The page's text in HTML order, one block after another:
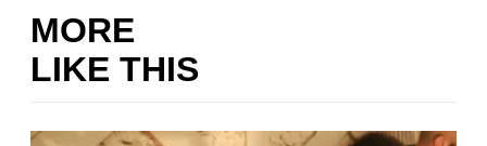
MORE
LIKE THIS